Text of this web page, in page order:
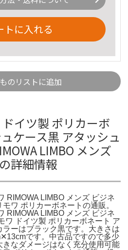
トに入れる
のリストに追加
ドイツ製 ポリカーボ
ケース黒 アタッシュ
LIMBO メンズ
詳細情報
RIMOWA LIMBO メンズ ビジネ
ワ ポリカーボネートの通販。
RIMOWA LIMBO メンズ ビジネ
ワ ドイツ製 ポリカーボネート ア
ーはブラック黒です。大きさは
です。中古品ですので多少
なダメージはなく充分使用可能